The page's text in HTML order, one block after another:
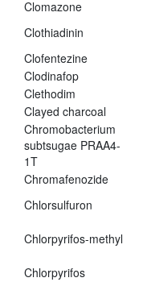
Clomazone
Clothiadinin
Clofentezine
Clodinafop
Clethodim
Clayed charcoal
Chromobacterium
subtsugae PRAA4-
1T
Chromafenozide
Chlorsulfuron
Chlorpyrifos-methyl
Chlorpyrifos